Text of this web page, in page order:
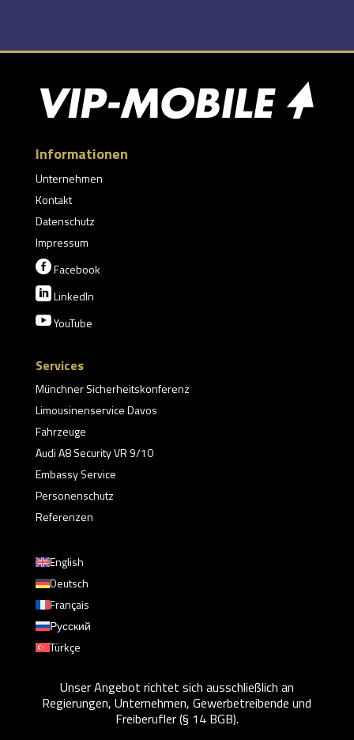
Informationen
Unternehmen
Kontakt
Datenschutz
Impressum
Facebook
LinkedIn
YouTube
Services
Münchner Sicherheitskonferenz
Limousinenservice Davos
Fahrzeuge
Audi A8 Security VR 9/10
Embassy Service
Personenschutz
Referenzen
English
Deutsch
Français
Русский
Türkçe
Unser Angebot richtet sich ausschließlich an
Regierungen, Unternehmen, Gewerbetreibende und
Freiberufler (§ 14 BGB).